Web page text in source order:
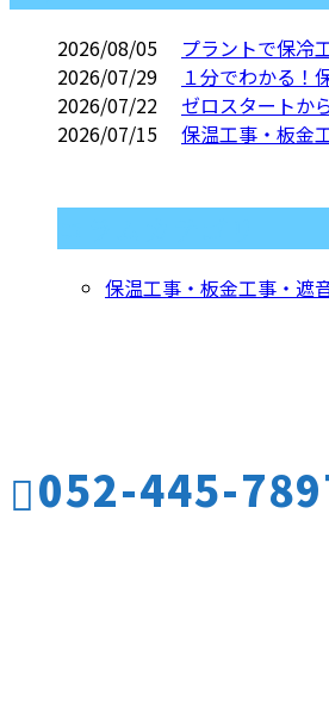
2026/08/05
プラントで保冷
2026/07/29
１分でわかる！
2026/07/22
ゼロスタートか
2026/07/15
保温工事・板金
保温工事・板金工事・遮
052-445-